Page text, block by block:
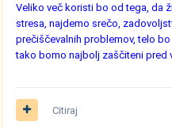
Veliko več koristi bo od tega, da
stresa, najdemo srečo,
prečiščevalnih problemov, telo
tako bomo najbolj zaščiteni pred
Citiraj